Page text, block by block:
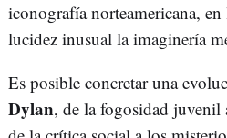
iconografía norteamericana,
lucidez inusual la imaginería
Es posible concretar una
Dylan, de la fogosidad juvenil